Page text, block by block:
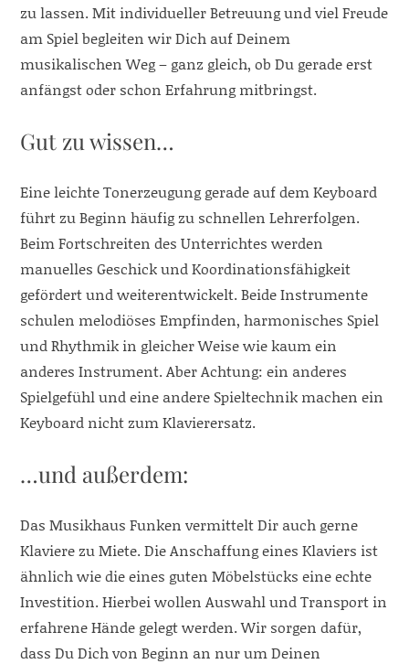
zu lassen. Mit individueller Betreuung und viel Freude
am Spiel begleiten wir Dich auf Deinem
musikalischen Weg – ganz gleich, ob Du gerade erst
anfängst oder schon Erfahrung mitbringst.
Gut zu wissen…
Eine leichte Tonerzeugung gerade auf dem Keyboard
führt zu Beginn häufig zu schnellen Lehrerfolgen.
Beim Fortschreiten des Unterrichtes werden
manuelles Geschick und Koordinationsfähigkeit
gefördert und weiterentwickelt. Beide Instrumente
schulen melodiöses Empfinden, harmonisches Spiel
und Rhythmik in gleicher Weise wie kaum ein
anderes Instrument. Aber Achtung: ein anderes
Spielgefühl und eine andere Spieltechnik machen ein
Keyboard nicht zum Klavierersatz.
…und außerdem:
Das Musikhaus Funken vermittelt Dir auch gerne
Klaviere zu Miete. Die Anschaffung eines Klaviers ist
ähnlich wie die eines guten Möbelstücks eine echte
Investition. Hierbei wollen Auswahl und Transport in
erfahrene Hände gelegt werden. Wir sorgen dafür,
dass Du Dich von Beginn an nur um Deinen